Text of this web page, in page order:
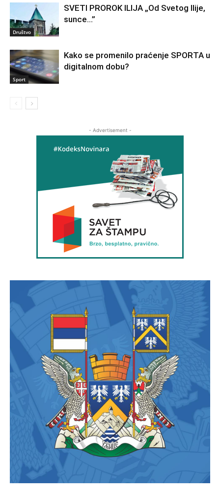
Društvo
SVETI PROROK ILIJA „Od Svetog Ilije,
sunce…”
Sport
Kako se promenilo praćenje SPORTA u
digitalnom dobu?
- Advertisement -